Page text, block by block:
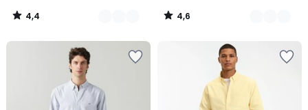
CHF
140,00
4,4
/
4,6
/